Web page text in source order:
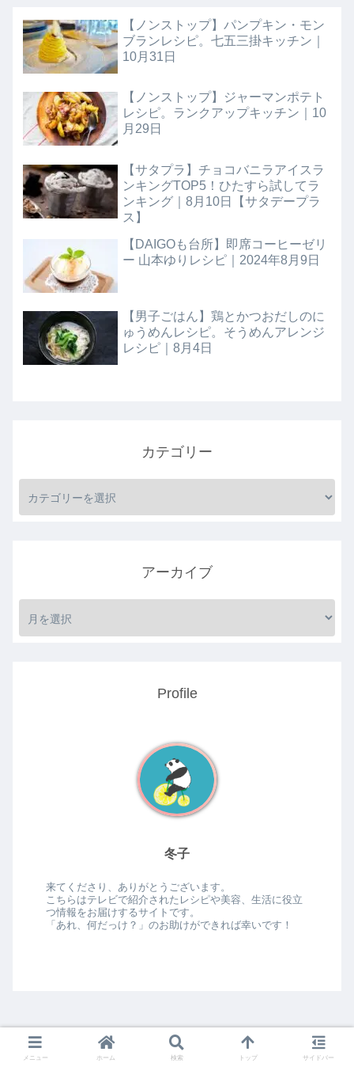
【ノンストップ】パンプキン・モン
ブランレシピ。七五三掛キッチン｜
10月31日
【ノンストップ】ジャーマンポテト
レシピ。ランクアップキッチン｜10
月29日
【サタプラ】チョコバニラアイスラ
ンキングTOP5！ひたすら試してラ
ンキング｜8月10日【サタデープラ
ス】
【DAIGOも台所】即席コーヒーゼリ
ー 山本ゆりレシピ｜2024年8月9日
【男子ごはん】鶏とかつおだしのに
ゅうめんレシピ。そうめんアレンジ
レシピ｜8月4日
カテゴリー
アーカイブ
Profile
冬子
来てくださり、ありがとうございます。
こちらはテレビで紹介されたレシピや美容、生活に役立
つ情報をお届けするサイトです。
「あれ、何だっけ？」のお助けができれば幸いです！
メニュー ホーム 検索 トップ サイドバー